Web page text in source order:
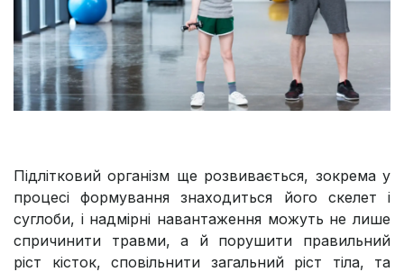
Підлітковий організм ще розвивається, зокрема у
процесі формування знаходиться його скелет і
суглоби, і надмірні навантаження можуть не лише
спричинити травми, а й порушити правильний
ріст кісток, сповільнити загальний ріст тіла, та